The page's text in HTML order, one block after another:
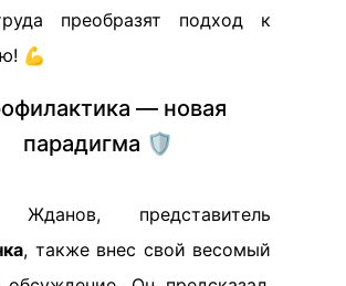
преобразят подход к
💪
— новая
парадигма 🛡️
Жданов, представитель
, также внес свой весомый